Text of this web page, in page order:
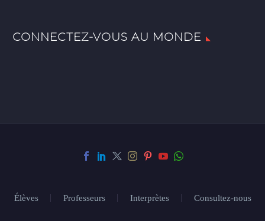
CONNECTEZ-VOUS AU MONDE
Élèves Professeurs Interprètes Consultez-nous